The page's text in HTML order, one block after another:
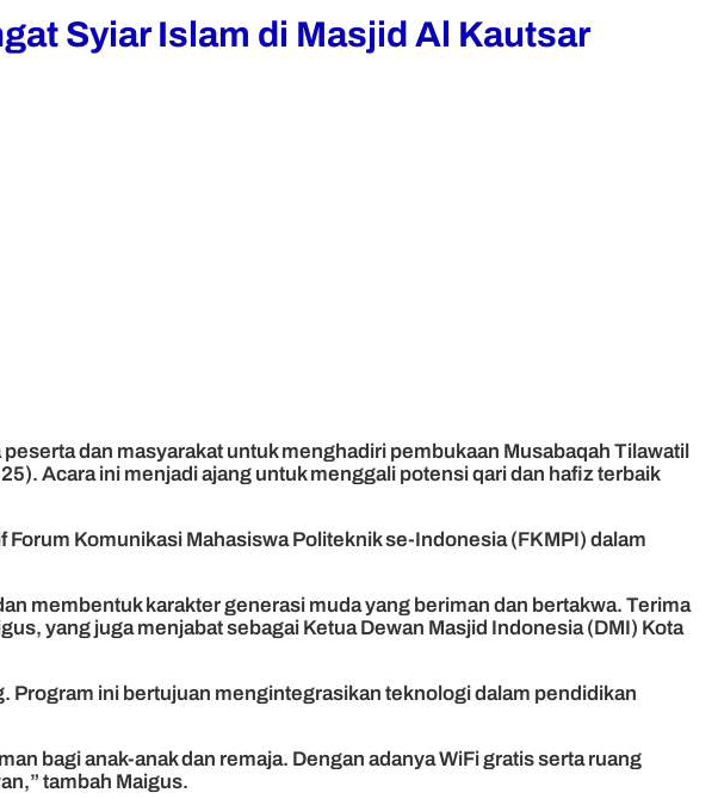
Syiar Islam di Masjid Al Kautsar
dan masyarakat untuk menghadiri pembukaan Musabaqah Tilawatil
Acara ini menjadi ajang untuk menggali potensi qari dan hafiz terbaik
Komunikasi Mahasiswa Politeknik se-Indonesia (FKMPI) dalam
membentuk karakter generasi muda yang beriman dan bertakwa. Terima
yang juga menjabat sebagai Ketua Dewan Masjid Indonesia (DMI) Kota
Program ini bertujuan mengintegrasikan teknologi dalam pendidikan
bagi anak-anak dan remaja. Dengan adanya WiFi gratis serta ruang
tambah Maigus.